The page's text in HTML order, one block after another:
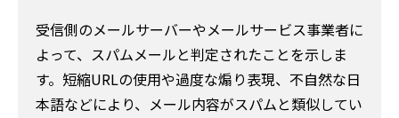
受信側のメールサーバーやメールサービス事業者に
よって、スパムメールと判定されたことを示しま
す。短縮URLの使用や過度な煽り表現、不自然な日
本語などにより、メール内容がスパムと類似してい